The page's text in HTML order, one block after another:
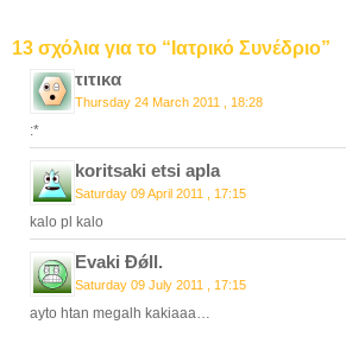
13 σχόλια για το “Ιατρικό Συνέδριο”
τιτικα
Thursday 24 March 2011 , 18:28
:*
koritsaki etsi apla
Saturday 09 April 2011 , 17:15
kalo pl kalo
Evaki Ðǿll.
Saturday 09 July 2011 , 17:15
ayto htan megalh kakiaaa…